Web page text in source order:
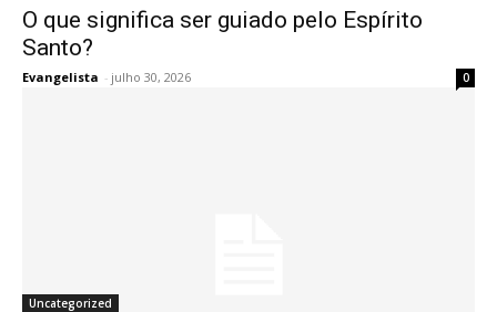
O que significa ser guiado pelo Espírito
Santo?
Evangelista - julho 30, 2026 0
Uncategorized